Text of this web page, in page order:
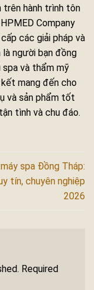
trên hành trình tôn
Company
các giải pháp và
người bạn đồng
spa và thẩm mỹ
mang đến cho
và sản phẩm tốt
tình và chu đáo.
spa Đồng Tháp:
tín, chuyên nghiệp
2026
Required